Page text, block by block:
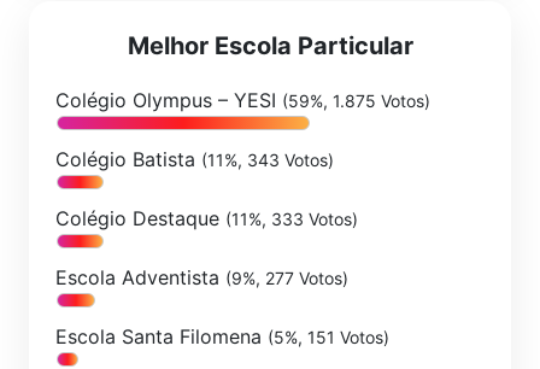
Melhor Escola Particular
Colégio Olympus – YESI (59%, 1.875 Votos)
Colégio Batista (11%, 343 Votos)
Colégio Destaque (11%, 333 Votos)
Escola Adventista (9%, 277 Votos)
Escola Santa Filomena (5%, 151 Votos)